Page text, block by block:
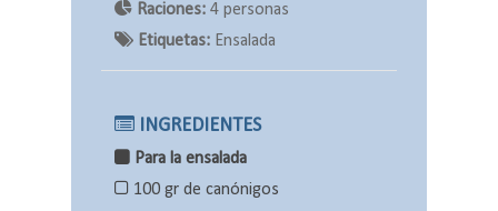
Raciones: 4 personas
Etiquetas: Ensalada
INGREDIENTES
Para la ensalada
100 gr de canónigos